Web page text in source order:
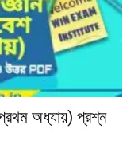
অধ্যায়) প্রশ্ন